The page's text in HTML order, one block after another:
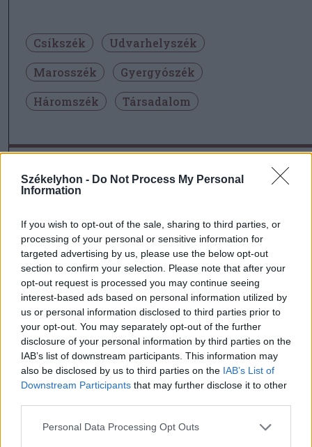
Székelyhon - Do Not Process My Personal
Information
If you wish to opt-out of the sale, sharing to third parties, or
processing of your personal or sensitive information for
targeted advertising by us, please use the below opt-out
section to confirm your selection. Please note that after your
opt-out request is processed you may continue seeing
interest-based ads based on personal information utilized by
us or personal information disclosed to third parties prior to
your opt-out. You may separately opt-out of the further
disclosure of your personal information by third parties on the
IAB’s list of downstream participants. This information may
also be disclosed by us to third parties on the IAB’s List of
Downstream Participants that may further disclose it to other
Personal Data Processing Opt Outs
Csíkszék
Udvarhelyszék
Marosszék
Gyergyószék
Háromszék
Társadalom
szóljon hozzá!
Ezek is érdekelhetik
Székelyhon
mezőgazdasági úti vitából